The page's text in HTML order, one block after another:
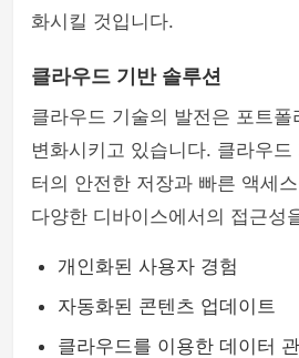
화시킬 것입니다.
클라우드 기반 솔루션
클라우드 기술의 발전은 포트
변화시키고 있습니다. 클라우드
터의 안전한 저장과 빠른 액세
다양한 디바이스에서의 접근성
개인화된 사용자 경험
자동화된 콘텐츠 업데이트
클라우드를 이용한 데이터